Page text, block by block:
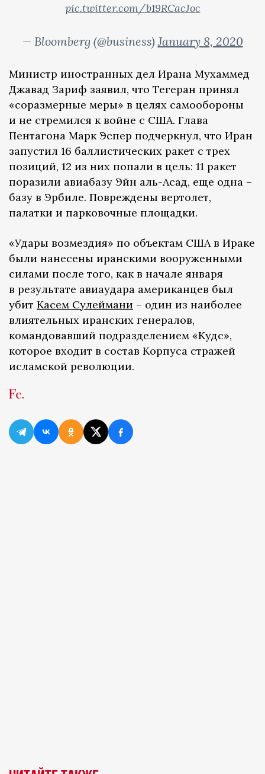
pic.twitter.com/b19RCacJoc
— Bloomberg (@business)January 8, 2020
Министр иностранных дел Ирана Мухаммед
Джавад Зариф заявил, что Тегеран принял
«соразмерные меры» в целях самообороны
и не стремился к войне с США. Глава
Пентагона Марк Эспер подчеркнул, что Иран
запустил 16 баллистических ракет с трех
позиций, 12 из них попали в цель: 11 ракет
поразили авиабазу Эйн аль-Асад, еще одна –
базу в Эрбиле. Повреждены вертолет,
палатки и парковочные площадки.
«Удары возмездия» по объектам США в Ираке
были нанесены иранскими вооруженными
силами после того, как в начале января
в результате авиаудара американцев был
убит Касем Сулеймани – один из наиболее
влиятельных иранских генералов,
командовавший подразделением «Кудс»,
которое входит в состав Корпуса стражей
исламской революции.